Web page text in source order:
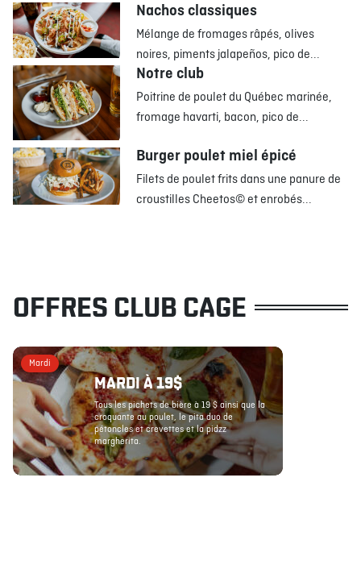
Nachos classiques
Mélange de fromages râpés, olives
noires, piments jalapeños, pico de...
Notre club
Poitrine de poulet du Québec marinée,
fromage havarti, bacon, pico de...
Burger poulet miel épicé
Filets de poulet frits dans une panure de
croustilles Cheetos© et enrobés...
OFFRES CLUB CAGE
Mardi
MARDI À 19$
Tous les pichets de bière à 19 $ ainsi que la
croquante au poulet, le pita duo de
pétoncles et crevettes et la pidzz
margherita.